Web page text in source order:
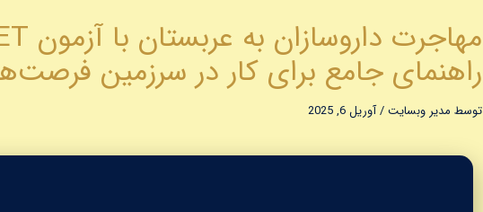
راهنمای جامع برای کار در سرزمین
توسط مدیر وبسایت/آوریل 6, 2025